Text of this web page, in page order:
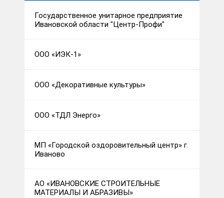
Государственное унитарное предприятие
Ивановской области "Центр-Профи"
ООО «ИЭК-1»
ООО «Декоративные культуры»
ООО «ТДЛ Энерго»
МП «Городской оздоровительный центр» г.
Иваново
АО «ИВАНОВСКИЕ СТРОИТЕЛЬНЫЕ
МАТЕРИАЛЫ И АБРАЗИВЫ»